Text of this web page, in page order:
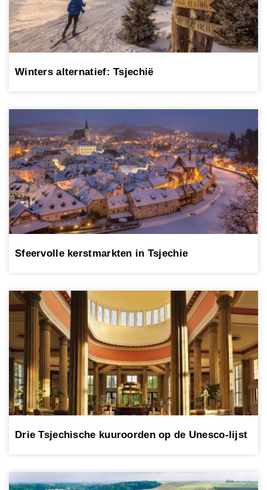
Winters alternatief: Tsjechië
Sfeervolle kerstmarkten in Tsjechie
Drie Tsjechische kuuroorden op de Unesco-lijst